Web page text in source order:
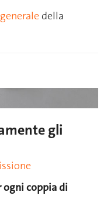
della
gli
ogni coppia di